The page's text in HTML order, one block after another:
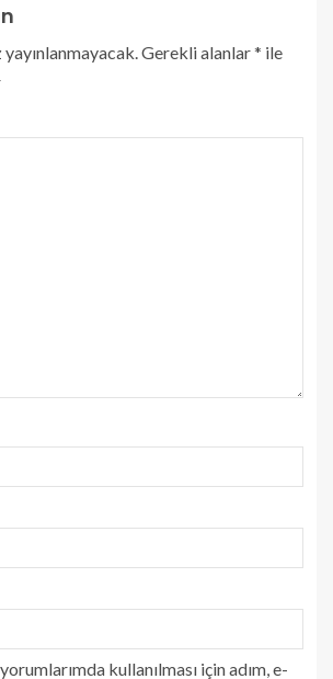
Gerekli alanlar* ile
kullanılması için adım, e-